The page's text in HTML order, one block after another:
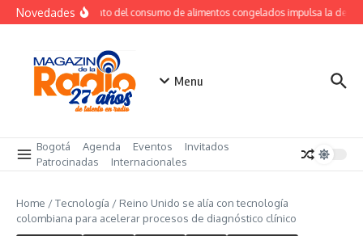
Saltar al contenido
NovedadesCrecimiento del consumo de alimentos congelados impulsa la
Menu
Bogotá Agenda Eventos
Invitados
Patrocinadas
Internacionales
Home /Tecnología / Reino Unido se alía con tecnología
colombiana para acelerar procesos de diagnóstico clínico